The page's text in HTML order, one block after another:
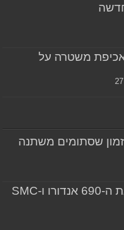
משטרה על
27
שסתומים משתנה
ק.ט.מ מעדכנת את ה-690 אנדורו ו-SMC